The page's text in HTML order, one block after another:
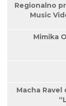
Regionalno
Music
Mimika
Macha